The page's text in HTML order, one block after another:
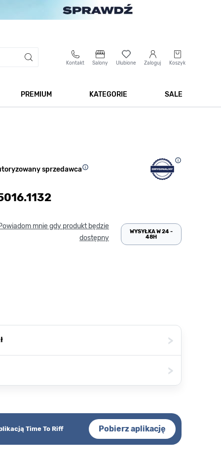
Kontakt Salony Ulubione Zaloguj Koszyk
PREMIUM
KATEGORIE
SALE
sprzedawca
mnie gdy produkt będzie
dostępny
WYSYŁKA W 24 -
48H
>
>
Time To Riff Pobierz aplikację